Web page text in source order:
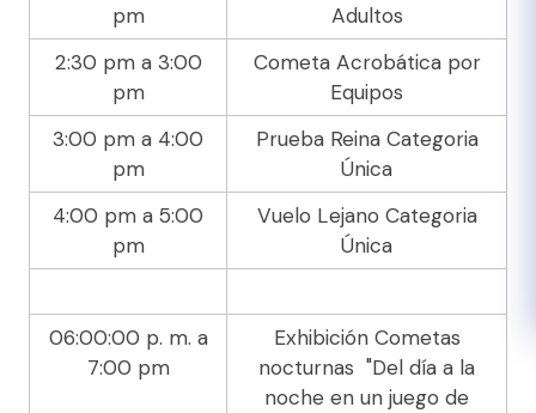
pm
Adultos
2:30 pm a 3:00
pm
Cometa Acrobática por
Equipos
3:00 pm a 4:00
pm
Prueba Reina Categoria
Única
4:00 pm a 5:00
pm
Vuelo Lejano Categoria
Única
06:00:00 p. m. a
7:00 pm
Exhibición Cometas
nocturnas "Del día a la
noche en un juego de